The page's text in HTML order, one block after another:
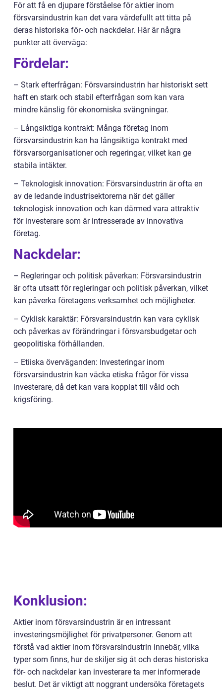
För att få en djupare förståelse för aktier inom
försvarsindustrin kan det vara värdefullt att titta på
deras historiska för- och nackdelar. Här är några
punkter att överväga:
Fördelar:
– Stark efterfrågan: Försvarsindustrin har historiskt sett
haft en stark och stabil efterfrågan som kan vara
mindre känslig för ekonomiska svängningar.
– Långsiktiga kontrakt: Många företag inom
försvarsindustrin kan ha långsiktiga kontrakt med
försvarsorganisationer och regeringar, vilket kan ge
stabila intäkter.
– Teknologisk innovation: Försvarsindustrin är ofta en
av de ledande industrisektorerna när det gäller
teknologisk innovation och kan därmed vara attraktiv
för investerare som är intresserade av innovativa
företag.
Nackdelar:
– Regleringar och politisk påverkan: Försvarsindustrin
är ofta utsatt för regleringar och politisk påverkan, vilket
kan påverka företagens verksamhet och möjligheter.
– Cyklisk karaktär: Försvarsindustrin kan vara cyklisk
och påverkas av förändringar i försvarsbudgetar och
geopolitiska förhållanden.
– Etiiska överväganden: Investeringar inom
försvarsindustrin kan väcka etiska frågor för vissa
investerare, då det kan vara kopplat till våld och
krigsföring.
Konklusion:
Aktier inom försvarsindustrin är en intressant
investeringsmöjlighet för privatpersoner. Genom att
förstå vad aktier inom försvarsindustrin innebär, vilka
typer som finns, hur de skiljer sig åt och deras historiska
för- och nackdelar kan investerare ta mer informerade
beslut. Det är viktigt att noggrant undersöka företagets